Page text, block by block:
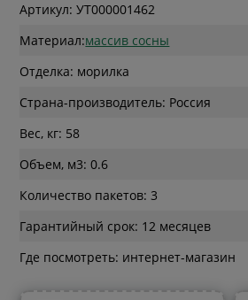
Артикул: УТ000001462
Материал:массив сосны
Отделка: морилка
Страна-производитель: Россия
Вес, кг: 58
Объем, м3: 0.6
Количество пакетов: 3
Гарантийный срок: 12 месяцев
Где посмотреть: интернет-магазин